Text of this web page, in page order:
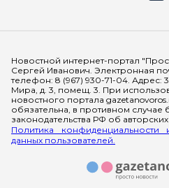
Новостной интернет-портал
Сергей Иванович. Электронная
телефон: 8 (967) 930-71-04. Адрес:
Мира, д. 3, помещ. 3. При
новостного портала
обязательна, в противном
законодательства РФ об
Политика
данных пользователей.